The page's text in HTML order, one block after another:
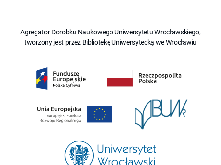
Agregator Dorobku Naukowego Uniwersytetu Wrocławskiego,
tworzony jest przez Bibliotekę Uniwersytecką we Wrocławiu